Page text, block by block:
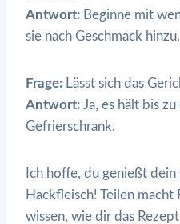
Antwort: Beginne mit
sie nach Geschmack hinzu.
Frage: Lässt sich das
Antwort: Ja, es hält bis
Gefrierschrank.
Ich hoffe, du genießt
Hackfleisch! Teilen macht
wissen, wie dir das